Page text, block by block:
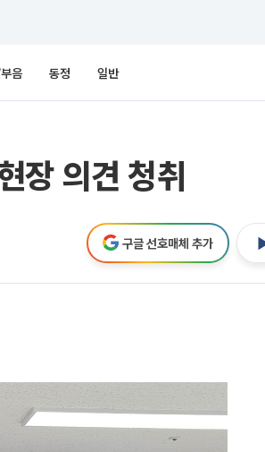
음 동정 일반
장 의견 청취
구글 선호매체 추가